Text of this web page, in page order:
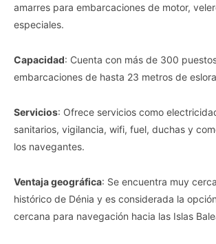
amarres para embarcaciones de motor,
especiales.
Capacidad: Cuenta con más de 300
embarcaciones de hasta 23 metros de
Servicios: Ofrece servicios como
sanitarios, vigilancia, wifi, fuel, duchas y
los navegantes.
Ventaja geográfica: Se encuentra muy
histórico de Dénia y es considerada la
cercana para navegación hacia las Islas